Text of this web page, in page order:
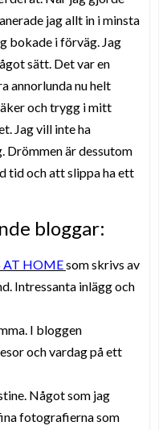
jag allt in i minsta
bokade i förväg. Jag
sätt. Det var en
annorlunda nu helt
och trygg i mitt
Jag vill inte ha
Drömmen är dessutom
tid och att slippa ha ett
bloggar:
AT HOMEsom skrivs av
Intressanta inlägg och
I bloggen
och vardag på ett
Något som jag
fotografierna som